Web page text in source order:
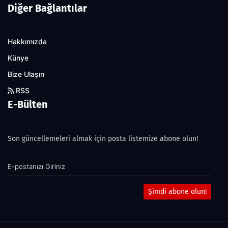
Diğer Bağlantılar
Hakkımızda
Künye
Bize Ulaşın
RSS
E-Bülten
Son güncellemeleri almak için posta listemize abone olun!
Şimdi abone olun!